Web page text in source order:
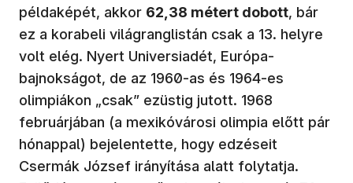
példaképét, akkor 62,38 métert dobott, bár
ez a korabeli világranglistán csak a 13. helyre
volt elég. Nyert Universiadét, Európa-
bajnokságot, de az 1960-as és 1964-es
olimpiákon „csak” ezüstig jutott. 1968
februárjában (a mexikóvárosi olimpia előtt pár
hónappal) bejelentette, hogy edzéseit
Csermák József irányítása alatt folytatja.